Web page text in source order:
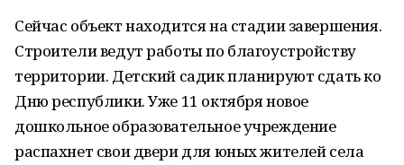
Сейчас объект находится на стадии завершения.
Строители ведут работы по благоустройству
территории. Детский садик планируют сдать ко
Дню республики. Уже 11 октября новое
дошкольное образовательное учреждение
распахнет свои двери для юных жителей села